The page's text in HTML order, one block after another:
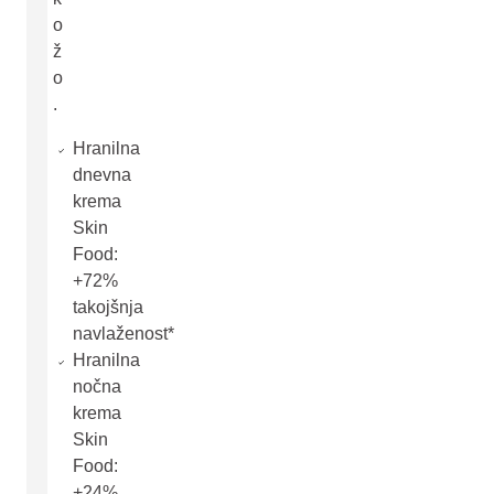
o
ž
o
.
Hranilna
dnevna
krema
Skin
Food:
+72%
takojšnja
navlaženost*
Hranilna
nočna
krema
Skin
Food: